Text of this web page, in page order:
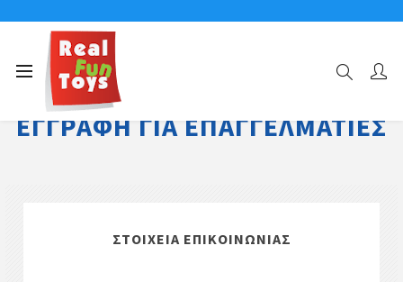
ΕΓΓΡΑΦΉ ΓΙΑ ΕΠΑΓΓΕΛΜΑΤΊΕΣ
ΣΤΟΙΧΕΊΑ ΕΠΙΚΟΙΝΩΝΊΑΣ